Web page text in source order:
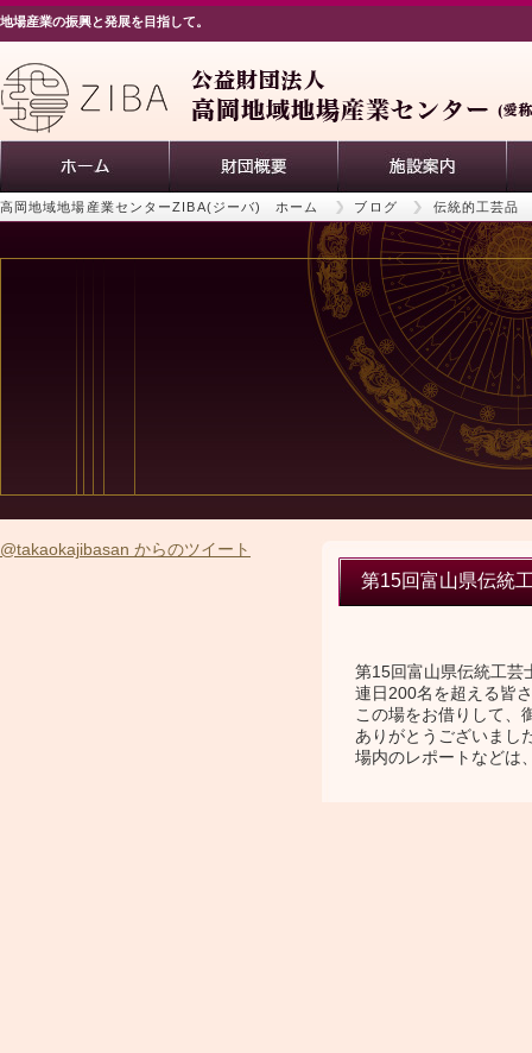
地場産業の振興と発展を目指して。
高岡地域地場産業センターZIBA(ジーバ) ホーム ブログ 伝統的工芸品
第15回富山県伝統
第15回富山県伝統工芸
連日200名を超える皆
この場をお借りして、
ありがとうございまし
場内のレポートなどは
@takaokajibasan からのツイート